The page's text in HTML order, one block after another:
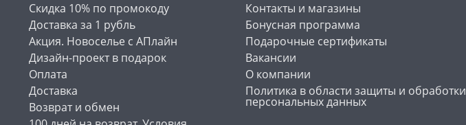
Скидка 10% по промокоду
Доставка за 1 рубль
Акция. Новоселье с АПлайн
Дизайн-проект в подарок
Оплата
Доставка
Возврат и обмен
Контакты и магазины
Бонусная программа
Подарочные сертификаты
Вакансии
О компании
Политика в области защиты и обработки
персональных данных